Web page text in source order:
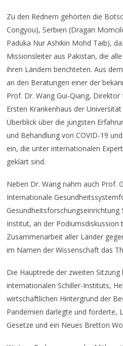
Zu den Rednern gehörten die
Congyou), Serbien (Dragan
Paduka Nur Ashikin Mohd Taib),
Missionsleiter aus Pakistan, die
ihren Ländern berichteten. Aus
an den Beratungen einer der
Prof. Dr. Wang Gui-Qiang,
Ersten Krankenhaus der
Überblick über die jüngsten
und Behandlung von COVID-19
ein, die unter internationalen
geklärt sind.
Neben Dr. Wang nahm auch Prof.
Internationale
Gesundheitsforschungseinrichtung
Institut, an der Podiumsdiskussion
Zusammenarbeit aller Länder
im Namen der Wissenschaft das
Die Hauptrede der zweiten Sitzung
internationalen Schiller-Instituts,
wirtschaftlichen Hintergrund der
Pandemien darlegte und forderte,
Gesetze und ein Neues Bretton